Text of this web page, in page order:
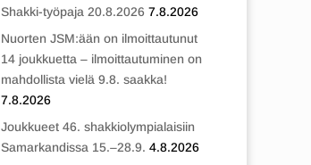
Shakki-työpaja 20.8.2026 7.8.2026
Nuorten JSM:ään on ilmoittautunut
14 joukkuetta – ilmoittautuminen on
mahdollista vielä 9.8. saakka!
7.8.2026
Joukkueet 46. shakkiolympialaisiin
Samarkandissa 15.–28.9. 4.8.2026